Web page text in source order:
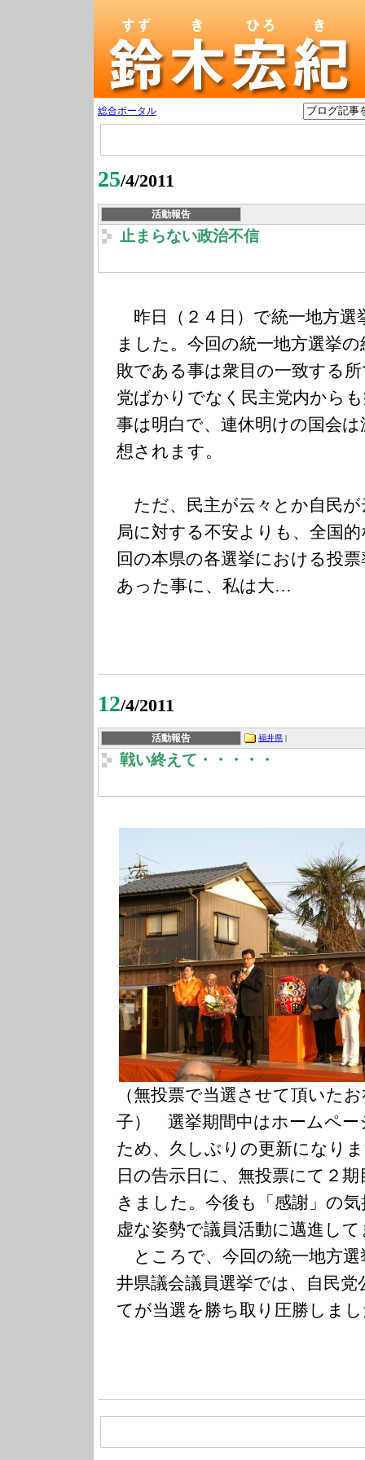
総合ポータル
25/4/2011
活動報告
止まらない政治不信
昨日（２４日）で統一地方選
ました。今回の統一地方選挙
敗である事は衆目の一致する
党ばかりでなく民主党内から
事は明白で、連休明けの国会
想されます。
ただ、民主が云々とか自民が
局に対する不安よりも、全国
回の本県の各選挙における投
あった事に、私は大…
12/4/2011
活動報告 福井県
戦い終えて・・・・・
（無投票で当選させて頂いた
子） 選挙期間中はホームペー
ため、久しぶりの更新になり
日の告示日に、無投票にて２
きました。今後も「感謝」の
虚な姿勢で議員活動に邁進し
ところで、今回の統一地方選
井県議会議員選挙では、自民
てが当選を勝ち取り圧勝しま